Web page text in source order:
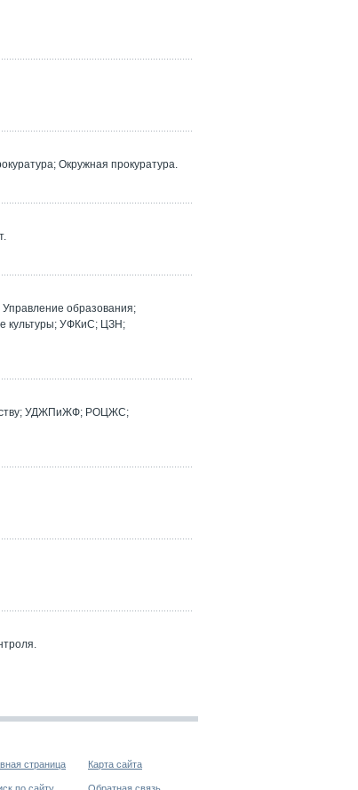
Окружная прокуратура.
образования;
культуры; УФКиС; ЦЗН;
УДЖПиЖФ; РОЦЖС;
страница Карта сайта